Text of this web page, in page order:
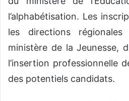
l’alphabétisation. Les
les directions
ministère de la Jeunesse,
l’insertion professionnelle
des potentiels candidats.